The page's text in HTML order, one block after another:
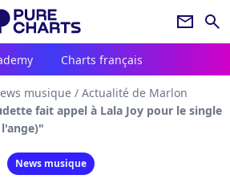
newsletter search
Charts français
musique / Actualité de Marlon
fait appel à Lala Joy pour le single
News musique